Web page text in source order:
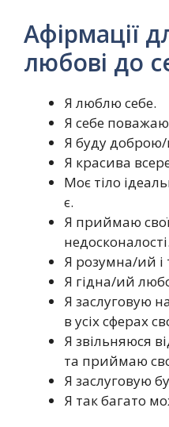
Афірмації
любові до
Я люблю себе.
Я себе
Я буду
Я красива
Моє тіло
є.
Я приймаю
недосконалості.
Я розумна/ий
Я гідна/ий
Я заслуговую
в усіх сферах
Я звільняюся
та приймаю
Я заслуговую
Я так багато